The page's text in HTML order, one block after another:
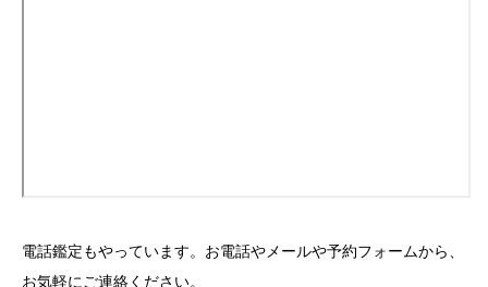
電話鑑定もやっています。お電話やメールや予約フォームから、
お気軽にご連絡ください。